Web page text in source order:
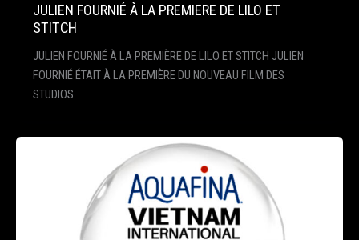
JULIEN FOURNIÉ À LA PREMIERE DE LILO ET
STITCH
JULIEN FOURNIÉ À LA PREMIÈRE DE LILO ET STITCH JULIEN
FOURNIÉ ÉTAIT À LA PREMIÈRE DU NOUVEAU FILM DES
STUDIOS